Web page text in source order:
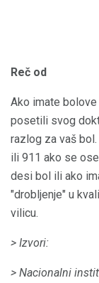
Reč od
Ako imate
posetili svog
razlog za vaš
ili 911 ako se
desi bol ili ako
"drobljenje" u
vilicu.
> Izvori:
> Nacionalni